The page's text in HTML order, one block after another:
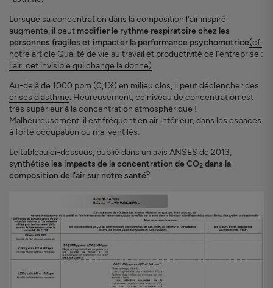
Lorsque sa concentration dans la composition l'air inspiré
augmente, il peut modifier le rythme respiratoire chez les
personnes fragiles et impacter la performance psychomotrice(cf.
notre article Qualité de vie au travail et productivité de l'entreprise :
l'air, cet invisible qui change la donne)
Au-delà de 1000 ppm (0,1%) en milieu clos, il peut déclencher des
crises d'asthme. Heureusement, ce niveau de concentration est
très supérieur à la concentration atmosphérique !
Malheureusement, il est fréquent en air intérieur, dans les espaces
à forte occupation ou mal ventilés.
Le tableau ci-dessous, publié dans un avis ANSES de 2013,
synthétise les impacts de la concentration de CO2 dans la
composition de l'air sur notre santé6.